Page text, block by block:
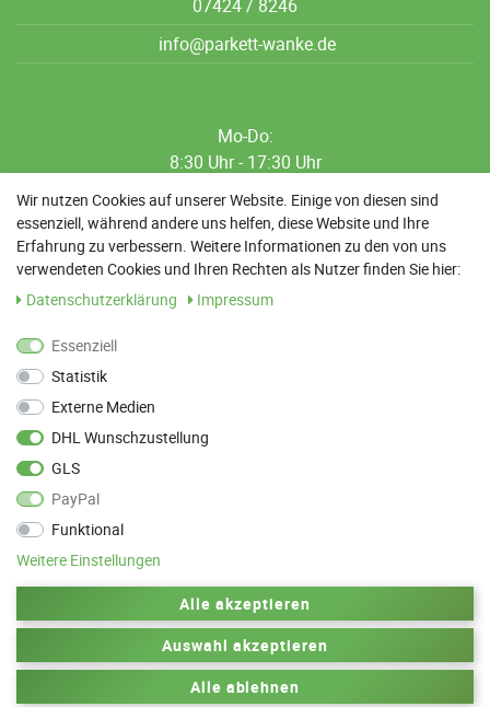
07424 / 8246
info@parkett-wanke.de
Mo-Do:
8:30 Uhr - 17:30 Uhr
8:30 Uhr - 12:00 Uhr
13:00 Uhr - 17:30 Uhr
Sa: 9:00 Uhr - 13:00 Uhr
Parkett Wanke
Zurück zum Anfang
© 2010-2025 by Parkett Wanke
Wir nutzen Cookies auf unserer Website. Einige von diesen sind
essenziell, während andere uns helfen, diese Website und Ihre
Erfahrung zu verbessern. Weitere Informationen zu den von uns
verwendeten Cookies und Ihren Rechten als Nutzer finden Sie hier:
Daten­schutz­erklärung
Impressum
Essenziell
Statistik
Externe Medien
DHL Wunschzustellung
GLS
PayPal
Funktional
Weitere Einstellungen
Alle akzeptieren
Auswahl akzeptieren
Alle ablehnen